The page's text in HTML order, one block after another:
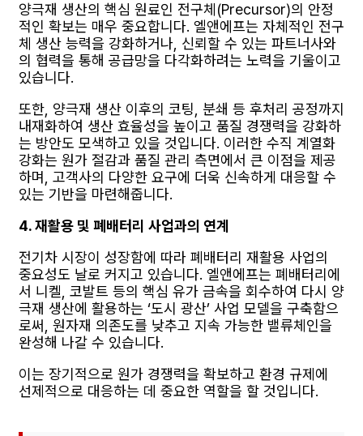
양극재 생산의 핵심 원료인 전구체(Precursor)의 안정
적인 확보는 매우 중요합니다. 엘앤에프는 자체적인 전구
체 생산 능력을 강화하거나, 신뢰할 수 있는 파트너사와
의 협력을 통해 공급망을 다각화하려는 노력을 기울이고
있습니다.
또한, 양극재 생산 이후의 코팅, 분쇄 등 후처리 공정까지
내재화하여 생산 효율성을 높이고 품질 경쟁력을 강화하
는 방안도 모색하고 있을 것입니다. 이러한 수직 계열화
강화는 원가 절감과 품질 관리 측면에서 큰 이점을 제공
하며, 고객사의 다양한 요구에 더욱 신속하게 대응할 수
있는 기반을 마련해줍니다.
4. 재활용 및 폐배터리 사업과의 연계
전기차 시장이 성장함에 따라 폐배터리 재활용 사업의
중요성도 날로 커지고 있습니다. 엘앤에프는 폐배터리에
서 니켈, 코발트 등의 핵심 유가 금속을 회수하여 다시 양
극재 생산에 활용하는 ‘도시 광산’ 사업 모델을 구축함으
로써, 원자재 의존도를 낮추고 지속 가능한 밸류체인을
완성해 나갈 수 있습니다.
이는 장기적으로 원가 경쟁력을 확보하고 환경 규제에
선제적으로 대응하는 데 중요한 역할을 할 것입니다.